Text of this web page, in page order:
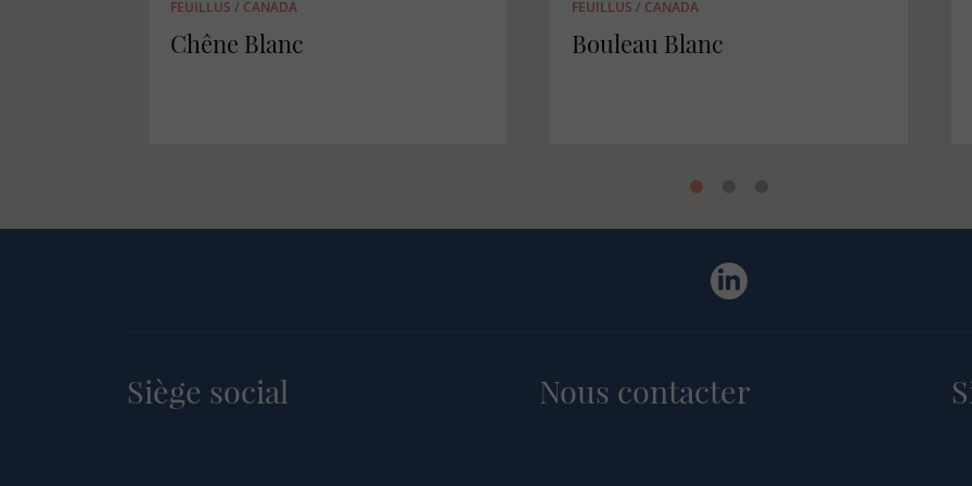
FEUILLUS / CANADA
Bouleau Jaune
FEUILLUS / CHÊNE
Changement climatique :
Siège social Nous contacter